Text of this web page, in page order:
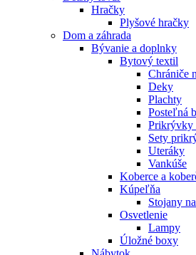
Hračky
Plyšové hračky
Dom a záhrada
Bývanie a doplnky
Bytový textil
Chrániče
Deky
Plachty
Posteľná
Prikrývky
Sety
Uteráky
Vankúše
Koberce a
Kúpeľňa
Stojany
Osvetlenie
Lampy
Úložné boxy